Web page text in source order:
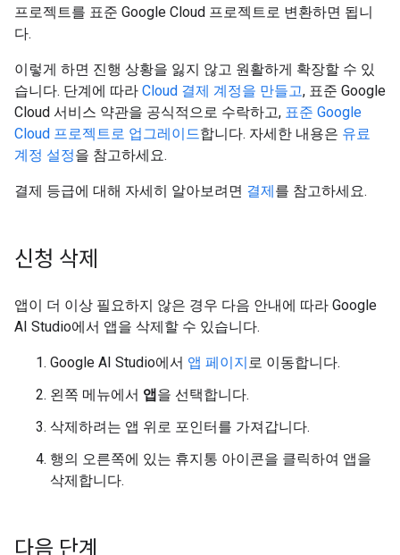
프로젝트를 표준 Google Cloud 프로젝트로 변환하면 됩니
다.
이렇게 하면 진행 상황을 잃지 않고 원활하게 확장할 수 있
습니다. 단계에 따라 Cloud 결제 계정을 만들고, 표준 Google
Cloud 서비스 약관을 공식적으로 수락하고, 표준 Google
Cloud 프로젝트로 업그레이드합니다. 자세한 내용은 유료
계정 설정을 참고하세요.
결제 등급에 대해 자세히 알아보려면 결제를 참고하세요.
신청 삭제
앱이 더 이상 필요하지 않은 경우 다음 안내에 따라 Google
AI Studio에서 앱을 삭제할 수 있습니다.
Google AI Studio에서 앱 페이지로 이동합니다.
왼쪽 메뉴에서 앱을 선택합니다.
삭제하려는 앱 위로 포인터를 가져갑니다.
행의 오른쪽에 있는 휴지통 아이콘을 클릭하여 앱을
삭제합니다.
다음 단계